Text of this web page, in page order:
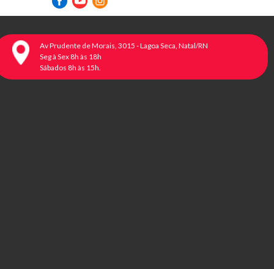
Av Prudente de Morais, 3015 - Lagoa Seca, Natal/RN
Seg à Sex 8h às 18h
Sábados 8h às 15h.